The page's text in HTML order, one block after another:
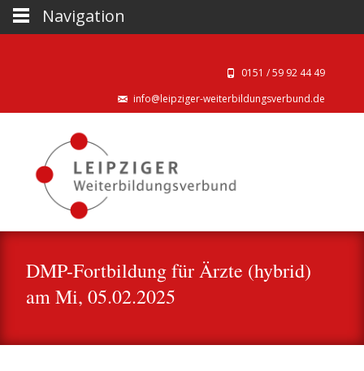
0151 / 59 92 44 49‬
info@leipziger-weiterbildungsverbund.de
DMP-Fortbildung für Ärzte (hybrid)
am Mi, 05.02.2025
Navigation